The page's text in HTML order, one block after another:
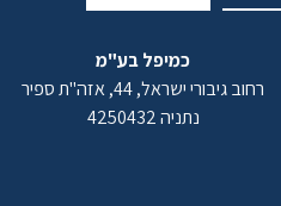
כמיפל בע"מ
רחוב גיבורי ישראל, 44, אזה"ת ספיר
נתניה 4250432